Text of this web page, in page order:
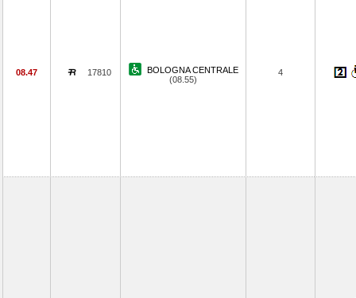
08.47 17810
BOLOGNA CENTRALE
(08.55)
4